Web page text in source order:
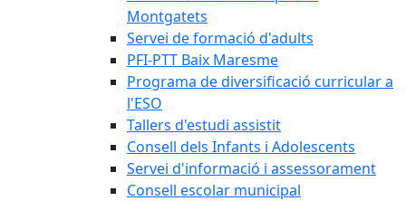
Montgatets
Servei de formació d'adults
PFI-PTT Baix Maresme
Programa de diversificació curricular a
l'ESO
Tallers d'estudi assistit
Consell dels Infants i Adolescents
Servei d'informació i assessorament
Consell escolar municipal